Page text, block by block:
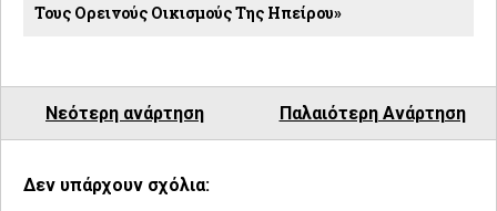
Τους Ορεινούς Οικισμούς Της Ηπείρου»
Νεότερη ανάρτηση Παλαιότερη Ανάρτηση
Δεν υπάρχουν σχόλια: